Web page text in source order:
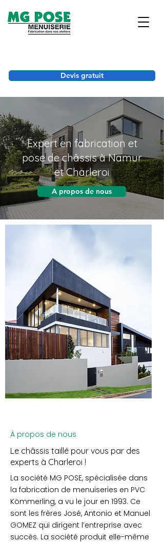
Devis gratuit
Expert en fabrication et
pose de châssis à Namur
et Charleroi
A propos de nous
À propos de nous
Le châssis taillé pour vous par des
experts à Charleroi !
La société MG POSE, spécialisée dans
la fabrication de menuiseries en PVC
Kömmerling, a vu le jour en 1993. Ce
sont les frères José, Antonio et Manuel
GOMEZ qui dirigent l’entreprise avec
succès. La société produit elle-même